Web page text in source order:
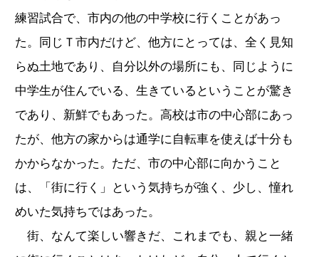
練習試合で、市内の他の中学校に行くことがあっ
た。同じＴ市内だけど、他方にとっては、全く見知
らぬ土地であり、自分以外の場所にも、同じように
中学生が住んでいる、生きているということが驚き
であり、新鮮でもあった。高校は市の中心部にあっ
たが、他方の家からは通学に自転車を使えば十分も
かからなかった。ただ、市の中心部に向かうこと
は、「街に行く」という気持ちが強く、少し、憧れ
めいた気持ちではあった。
街、なんて楽しい響きだ、これまでも、親と一緒